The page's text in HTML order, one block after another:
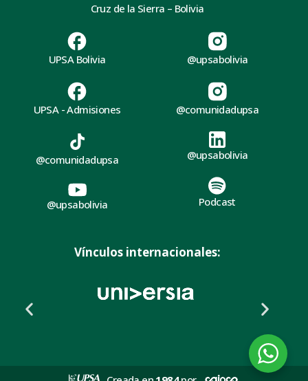
Cruz de la Sierra – Bolivia
UPSA Bolivia
UPSA - Admisiones
@upsabolivia
@comunidadupsa
@comunidadupsa
@upsabolivia
@upsabolivia
Podcast
Vínculos internacionales: